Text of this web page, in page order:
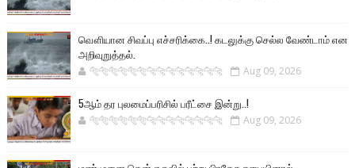
வௌியான சிவப்பு எச்சரிக்கை..! கடலுக்கு செல்ல வேண்டாம் என
அறிவுறுத்தல்.
🐅🐅🐅🐅🐅🐅🐆🐆🐆🐆🐆🐆🐆🐆 Aug 09, 2026
5ஆம் தர புலமைப்பரிசில் பரீட்சை இன்று..!
🐅🐅🐅🐅🐅🐅🐆🐆🐆🐆🐆🐆🐆🐆 Aug 09, 2026